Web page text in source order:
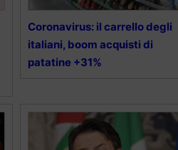
Coronavirus: il carrello degli
italiani, boom acquisti di
patatine +31%